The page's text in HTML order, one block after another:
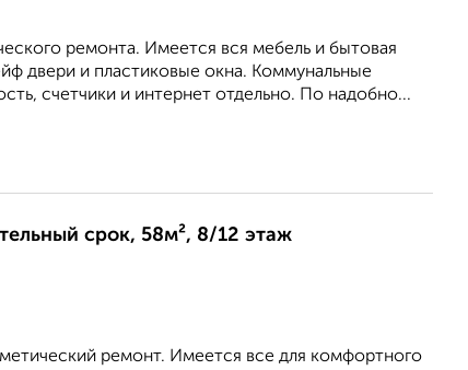
ремонта. Имеется вся мебель и бытовая
двери и пластиковые окна. Коммунальные
счетчики и интернет отдельно. По надобно...
срок, 58м², 8/12 этаж
ремонт. Имеется все для комфортного